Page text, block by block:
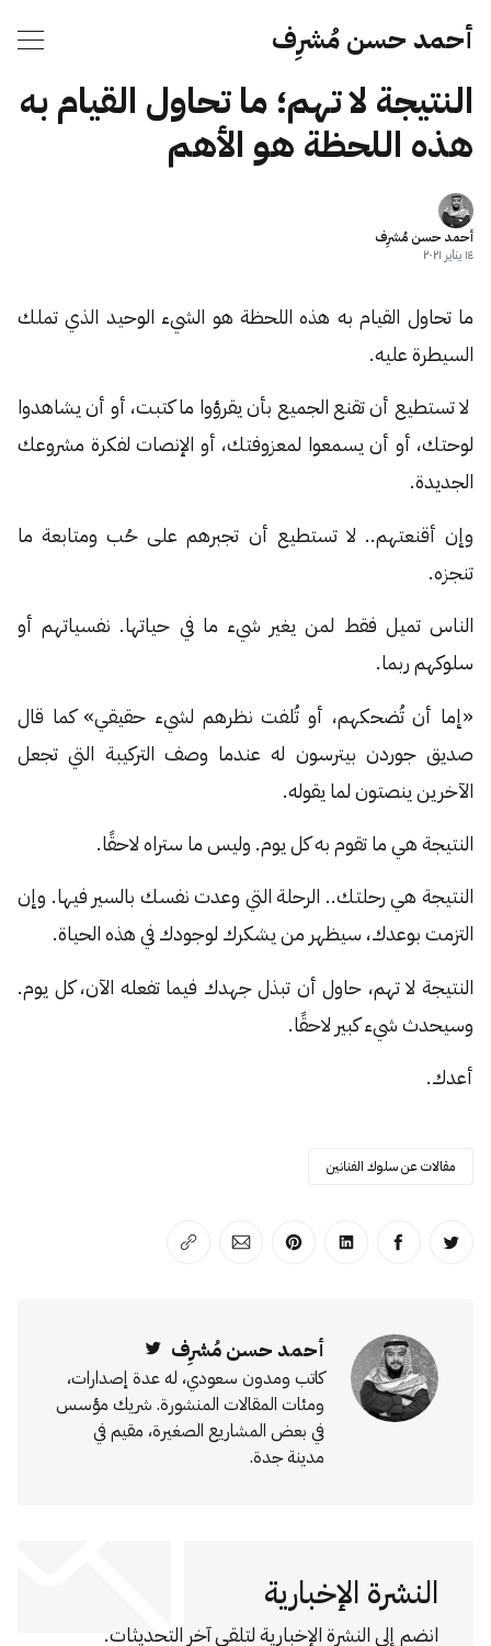
أحمد حسن مُشرِف
النتيجة لا تهم؛ ما تحاول القيام به
هذه اللحظة هو الأهم
أحمد حسن مُشرِف
١٤ يناير ٢٠٢١
ما تحاول القيام به هذه اللحظة هو الشيء الوحيد الذي تملك
السيطرة عليه.
لا تستطيع أن تقنع الجميع بأن يقرؤوا ما كتبت، أو أن يشاهدوا
لوحتك، أو أن يسمعوا لمعزوفتك، أو الإنصات لفكرة مشروعك
الجديدة.
وإن أقنعتهم.. لا تستطيع أن تجبرهم على حُب ومتابعة ما
تنجزه.
الناس تميل فقط لمن يغير شيء ما في حياتها. نفسياتهم أو
سلوكهم ربما.
«إما أن تُضحكهم، أو تُلفت نظرهم لشيء حقيقي» كما قال
صديق جوردن بيترسون له عندما وصف التركيبة التي تجعل
الآخرين ينصتون لما يقوله.
النتيجة هي ما تقوم به كل يوم. وليس ما ستراه لاحقًا.
النتيجة هي رحلتك.. الرحلة التي وعدت نفسك بالسير فيها. وإن
التزمت بوعدك، سيظهر من يشكرك لوجودك في هذه الحياة.
النتيجة لا تهم، حاول أن تبذل جهدك فيما تفعله الآن، كل يوم.
وسيحدث شيء كبير لاحقًا.
أعدك.
مقالات عن سلوك الفنانين
انشر على تويترانشر على الفيسبوك
انشر على لينكد إن
انشر على بينترست
انشر على الإيميل
انسخ الرابط
أحمد حسن مُشرِف
كاتب ومدون سعودي، له عدة إصدارات،
ومئات المقالات المنشورة. شريك مؤسس
في بعض المشاريع الصغيرة، مقيم في
مدينة جدة.
النشرة الإخبارية
انضم إلى النشرة الإخبارية لتلقي آخر التحديثات.